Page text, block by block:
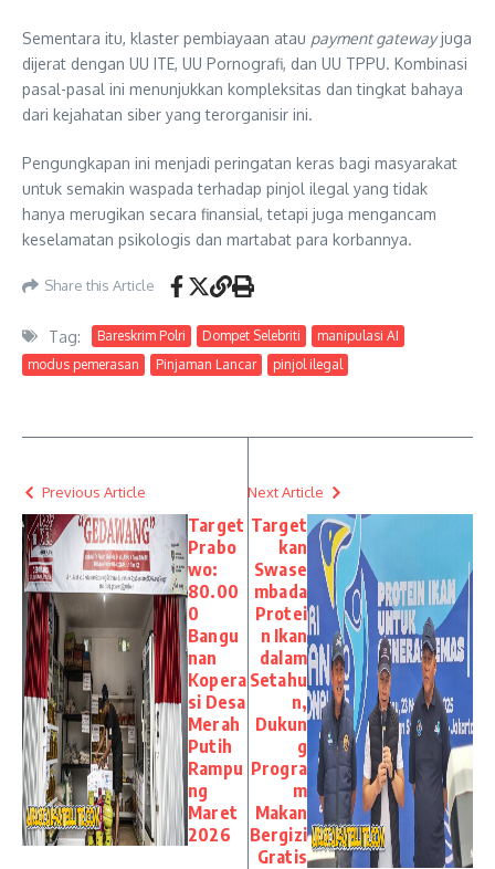
Sementara itu, klaster pembiayaan atau payment gatewayjuga
dijerat dengan UU ITE, UU Pornografi, dan UU TPPU. Kombinasi
pasal-pasal ini menunjukkan kompleksitas dan tingkat bahaya
dari kejahatan siber yang terorganisir ini.
Pengungkapan ini menjadi peringatan keras bagi masyarakat
untuk semakin waspada terhadap pinjol ilegal yang tidak
hanya merugikan secara finansial, tetapi juga mengancam
keselamatan psikologis dan martabat para korbannya.
Share this Article
Tag: Bareskrim Polri Dompet Selebriti
manipulasi AI
modus pemerasan
Pinjaman Lancar pinjol ilegal
Previous Article
Target
Prabo
wo:
80.00
0
Bangu
nan
Kopera
si Desa
Merah
Putih
Rampu
ng
Maret
2026
Next Article
Target
kan
Swase
mbada
Protei
n Ikan
dalam
Setahu
n,
Dukun
g
Progra
m
Makan
Bergizi
Gratis